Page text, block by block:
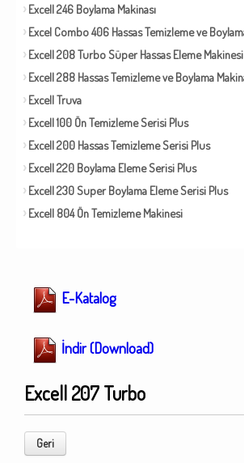
Excell 246 Boylama Makinası
Excel Combo 406 Hassas Temizleme ve
Excell 208 Turbo Süper Hassas Eleme Makinesi
Excell 288 Hassas Temizleme ve Boylama
Excell Truva
Excell 100 Ön Temizleme Serisi Plus
Excell 200 Hassas Temizleme Serisi Plus
Excell 220 Boylama Eleme Serisi Plus
Excell 230 Super Boylama Eleme Serisi Plus
Excell 804 Ön Temizleme Makinesi
E-Katalog
İndir (Download)
Excell 207 Turbo
Geri